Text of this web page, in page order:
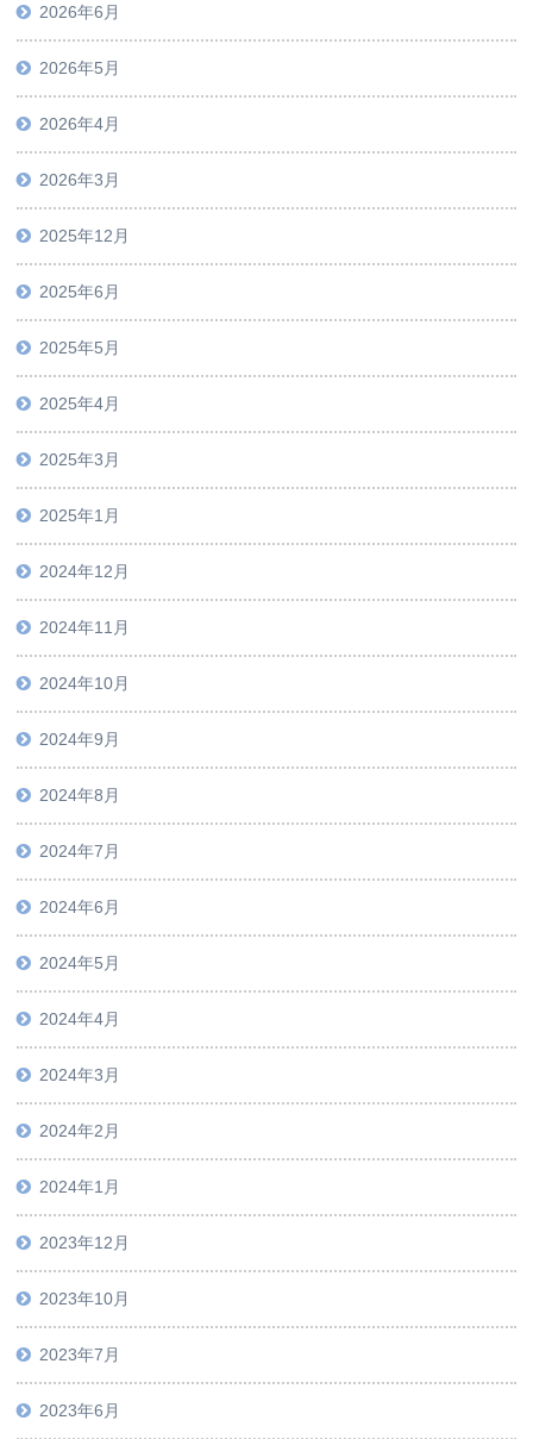
2026年6月
2026年5月
2026年4月
2026年3月
2025年12月
2025年6月
2025年5月
2025年4月
2025年3月
2025年1月
2024年12月
2024年11月
2024年10月
2024年9月
2024年8月
2024年7月
2024年6月
2024年5月
2024年4月
2024年3月
2024年2月
2024年1月
2023年12月
2023年10月
2023年7月
2023年6月